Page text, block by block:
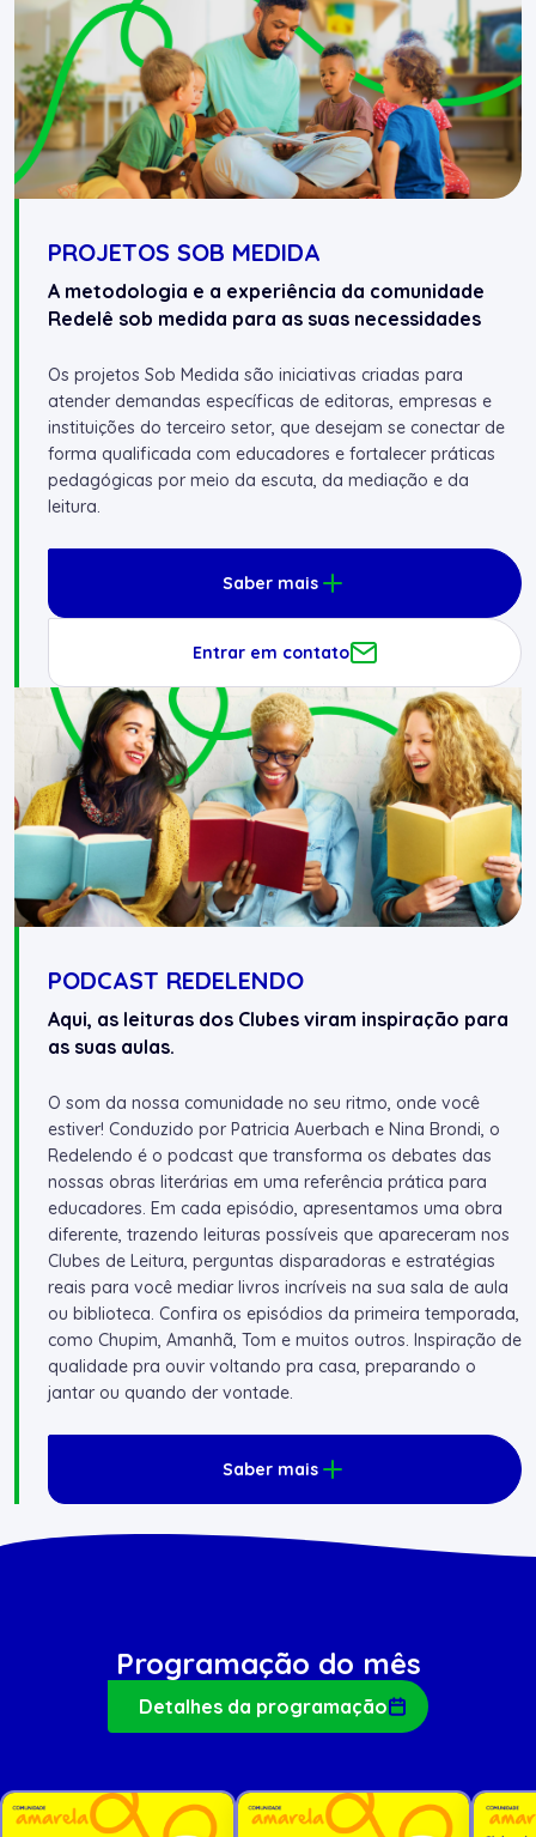
PROJETOS SOB MEDIDA
A metodologia e a experiência da comunidade
Redelê sob medida para as suas necessidades
Os projetos Sob Medida são iniciativas criadas para
atender demandas específicas de editoras, empresas e
instituições do terceiro setor, que desejam se conectar de
forma qualificada com educadores e fortalecer práticas
pedagógicas por meio da escuta, da mediação e da
leitura.
Saber mais
Entrar em contato
PODCAST REDELENDO
Aqui, as leituras dos Clubes viram inspiração para
as suas aulas.
O som da nossa comunidade no seu ritmo, onde você
estiver! Conduzido por Patricia Auerbach e Nina Brondi, o
Redelendo é o podcast que transforma os debates das
nossas obras literárias em uma referência prática para
educadores. Em cada episódio, apresentamos uma obra
diferente, trazendo leituras possíveis que apareceram nos
Clubes de Leitura, perguntas disparadoras e estratégias
reais para você mediar livros incríveis na sua sala de aula
ou biblioteca. Confira os episódios da primeira temporada,
como Chupim, Amanhã, Tom e muitos outros. Inspiração de
qualidade pra ouvir voltando pra casa, preparando o
jantar ou quando der vontade.
Saber mais
Programação do mês
Detalhes da programação